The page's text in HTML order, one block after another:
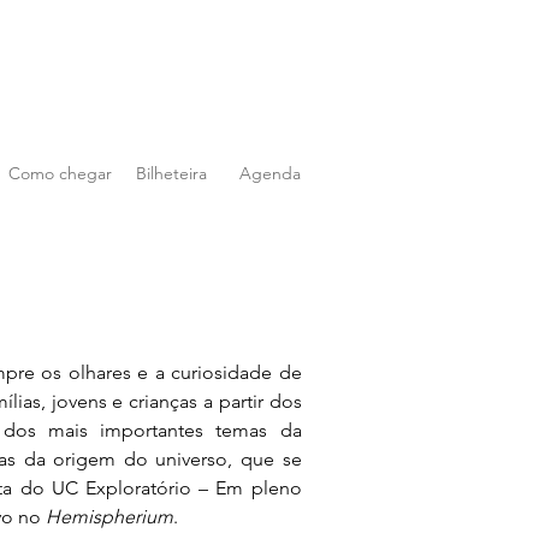
Como chegar Bilheteira Agenda
os olhares e a curiosidade de
jovens e crianças a partir dos
mais importantes temas da
da origem do universo, que se
do UC Exploratório – Em pleno
no Hemispherium.